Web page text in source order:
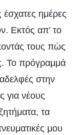
έσχατες ημέρες
Εκτός απ’ το
τους πώς
Το πρόγραμμά
στην
για νέους
τα
μου